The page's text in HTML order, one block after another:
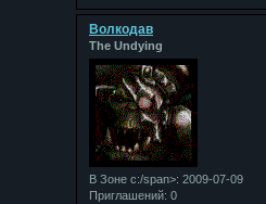
Bолкодав
The Undying
В Зоне с:/span>: 2009-07-09
Приглашений: 0